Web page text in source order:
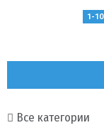
1-10
Все категории